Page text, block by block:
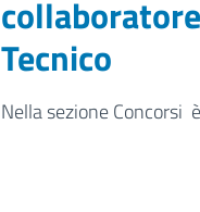
Tecnico
Nella sezione Concorsi